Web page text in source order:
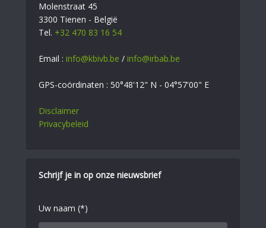
Molenstraat 45
3300 Tienen - België
Tel. +32 470 83 16 54
Email : info@kbivb.be / info@irbab.be
GPS-coördinaten : 50°48'12" N - 04°57'00" E
Disclaimer
Privacybeleid
Schrijf je in op onze nieuwsbrief
Uw naam (*)